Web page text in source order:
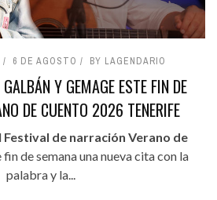
6 DE AGOSTO BY LAGENDARIO
Y GEMAGE ESTE FIN DE
DE CUENTO 2026 TENERIFE
Festival de narración Verano de
de semana una nueva cita con la
palabra y la...